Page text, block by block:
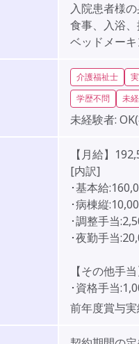
入院患者様
食事、入浴
ベッドメー
介護福祉士
学歴不問
未
未経験者:
【月給】
[内訳]
･基本給
･病棟縦
･調整手当
･夜勤手当
【その他手当
･資格手当
前年度賞与実